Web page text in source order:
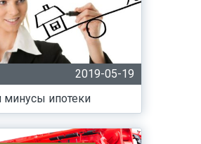
2019-05-19
ипотеки